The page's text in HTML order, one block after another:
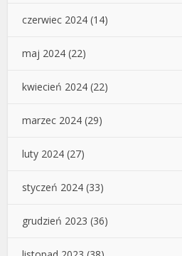
czerwiec 2024 (14)
maj 2024 (22)
kwiecień 2024 (22)
marzec 2024 (29)
luty 2024 (27)
styczeń 2024 (33)
grudzień 2023 (36)